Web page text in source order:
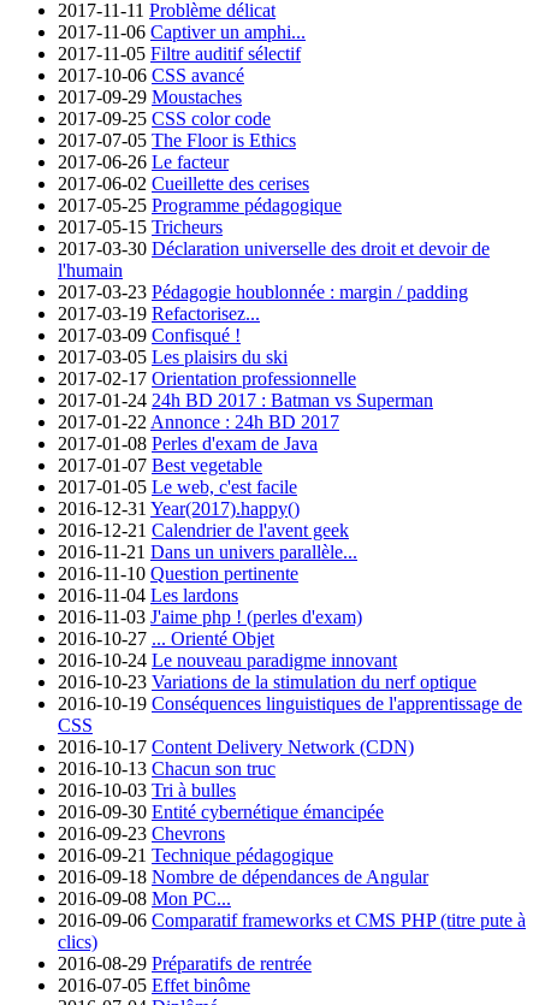
2017-11-11 Problème délicat
2017-11-06 Captiver un amphi...
2017-11-05 Filtre auditif sélectif
2017-10-06 CSS avancé
2017-09-29 Moustaches
2017-09-25 CSS color code
2017-07-05 The Floor is Ethics
2017-06-26 Le facteur
2017-06-02 Cueillette des cerises
2017-05-25 Programme pédagogique
2017-05-15 Tricheurs
2017-03-30 Déclaration universelle des droit et devoir de
l'humain
2017-03-23 Pédagogie houblonnée : margin / padding
2017-03-19 Refactorisez...
2017-03-09 Confisqué !
2017-03-05 Les plaisirs du ski
2017-02-17 Orientation professionnelle
2017-01-24 24h BD 2017 : Batman vs Superman
2017-01-22 Annonce : 24h BD 2017
2017-01-08 Perles d'exam de Java
2017-01-07 Best vegetable
2017-01-05 Le web, c'est facile
2016-12-31 Year(2017).happy()
2016-12-21 Calendrier de l'avent geek
2016-11-21 Dans un univers parallèle...
2016-11-10 Question pertinente
2016-11-04 Les lardons
2016-11-03 J'aime php ! (perles d'exam)
2016-10-27 ... Orienté Objet
2016-10-24 Le nouveau paradigme innovant
2016-10-23 Variations de la stimulation du nerf optique
2016-10-19 Conséquences linguistiques de l'apprentissage de
CSS
2016-10-17 Content Delivery Network (CDN)
2016-10-13 Chacun son truc
2016-10-03 Tri à bulles
2016-09-30 Entité cybernétique émancipée
2016-09-23 Chevrons
2016-09-21 Technique pédagogique
2016-09-18 Nombre de dépendances de Angular
2016-09-08 Mon PC...
2016-09-06 Comparatif frameworks et CMS PHP (titre pute à
clics)
2016-08-29 Préparatifs de rentrée
2016-07-05 Effet binôme